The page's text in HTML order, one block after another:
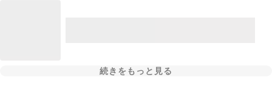
続きをもっと見る